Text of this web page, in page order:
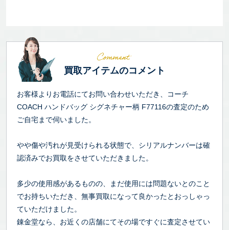
買取アイテムのコメント
お客様よりお電話にてお問い合わせいただき、コーチ
COACH ハンドバッグ シグネチャー柄 F77116の査定のため
ご自宅まで伺いました。
やや傷や汚れが見受けられる状態で、シリアルナンバーは確
認済みでお買取をさせていただきました。
多少の使用感があるものの、まだ使用には問題ないとのこと
でお持ちいただき、無事買取になって良かったとおっしゃっ
ていただけました。
錬金堂なら、お近くの店舗にてその場ですぐに査定させてい